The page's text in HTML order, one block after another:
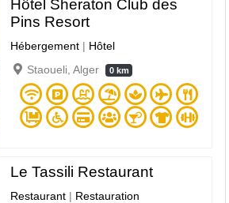
Hôtel Sheraton Club des
Pins Resort
Hébergement | Hôtel
Staoueli, Alger
0 km
Le Tassili Restaurant
Restaurant | Restauration